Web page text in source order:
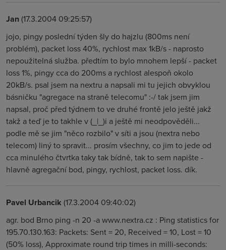
Jan(17.3.2004 09:25:57)
jojo, pingy poslední týden šly do hajzlu (800ms není
problém), packet loss 40%, rychlost max 1kB/s - naprosto
nepoužitelná služba. předtím to bylo mnohem lepší - packet
loss 1%, pingy cca do 200ms a rychlost alespoň okolo
20kB/s. psal jsem na nextru a napsali mi tu jejich obvyklou
básničku "agregace na straně telecomu" :-/ tak jsem jim
napsal, proč před týdnem to ve druhé frontě jelo ještě jakž
takž a teď je to takhle v (_|_)i a ještě mi neodpověděli...
podle mě se jim "něco rozbilo" v síti a jsou (nextra nebo
telecom) liný to spravit... prosím všechny, co jim to jede od
cca minulého čtvrtka taky tak bídně, tak to sem napište -
hlavně agregační bod, pingy, rychlost, packet loss. dík.
Pavel Urbancik (17.3.2004 09:40:02)
agr. bod Brno ping -n 20 -a www.nextra.cz : Ping statistics for
195.70.130.163: Packets: Sent = 20, Received = 10, Lost = 10
(50% loss), Approximate round trip times in milli-seconds: